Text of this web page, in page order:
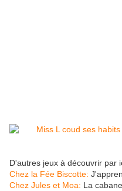
D'autres jeux à découvrir par
Chez la Fée Biscotte:
Chez Jules et Moa: La